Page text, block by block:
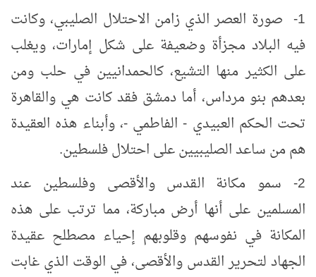
1- صورة العصر الذي زامن الاحتلال الصليبي، وكانت
فيه البلاد مجزأة وضعيفة على شكل إمارات، ويغلب
على الكثير منها التشيع، كالحمدانيين في حلب ومن
بعدهم بنو مرداس، أما دمشق فقد كانت هي والقاهرة
تحت الحكم العبيدي - الفاطمي -، وأبناء هذه العقيدة
هم من ساعد الصليبيين على احتلال فلسطين.
2- سمو مكانة القدس والأقصى وفلسطين عند
المسلمين على أنها أرض مباركة، مما ترتب على هذه
المكانة في نفوسهم وقلوبهم إحياء مصطلح عقيدة
الجهاد لتحرير القدس والأقصى، في الوقت الذي غابت